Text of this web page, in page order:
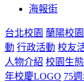
海報街
台北校園 蘭陽校
動 行政活動 校友
人物介紹 校園生態
年校慶LOGO 75